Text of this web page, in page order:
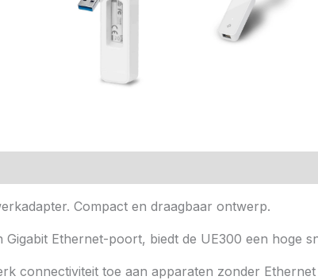
Compact en draagbaar ontwerp.
Ethernet-poort, biedt de UE300 een hoge
connectiviteit toe aan apparaten zonder